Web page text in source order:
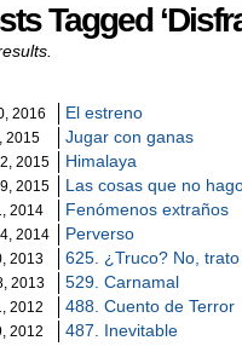
Tagged
2016 El estreno
2015 Jugar con ganas
2015 Himalaya
2015 Las cosas que no
2014 Fenómenos extraños
2014 Perverso
2013 625. ¿Truco? No, trato
2013 529. Carnamal
2012 488. Cuento de Terror
2012 487. Inevitable